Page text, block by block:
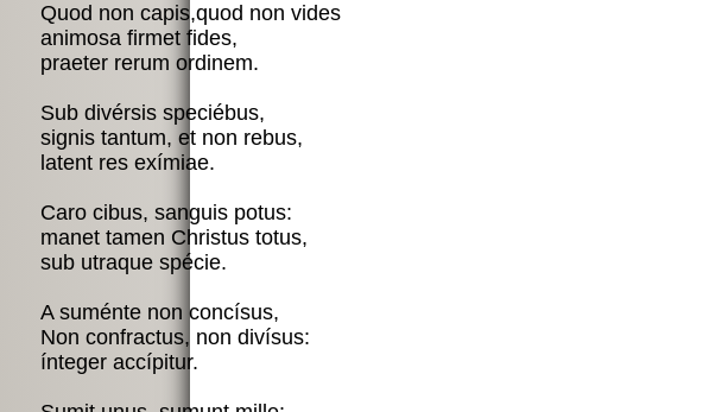
Quod non capis,quod non vides
animosa firmet fides,
praeter rerum ordinem.
Sub divérsis speciébus,
signis tantum, et non rebus,
latent res exímiae.
Caro cibus, sanguis potus:
manet tamen Christus totus,
sub utraque spécie.
A suménte non concísus,
Non confractus, non divísus:
ínteger accípitur.